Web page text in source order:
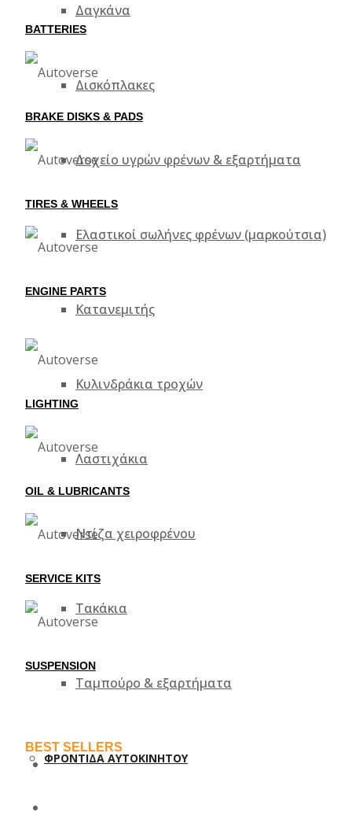
Δαγκάνα
Δισκόπλακες
Δοχείο υγρών φρένων & εξαρτήματα
Ελαστικοί σωλήνες φρένων (μαρκούτσια)
Κατανεμιτής
Κυλινδράκια τροχών
Λαστιχάκια
Ντίζα χειροφρένου
Τακάκια
Ταμπούρο & εξαρτήματα
ΦΡΟΝΤΊΔΑ ΑΥΤΟΚΙΝΉΤΟΥ
BATTERIES
BRAKE DISKS & PADS
TIRES & WHEELS
ENGINE PARTS
LIGHTING
OIL & LUBRICANTS
SERVICE KITS
SUSPENSION
BEST SELLERS